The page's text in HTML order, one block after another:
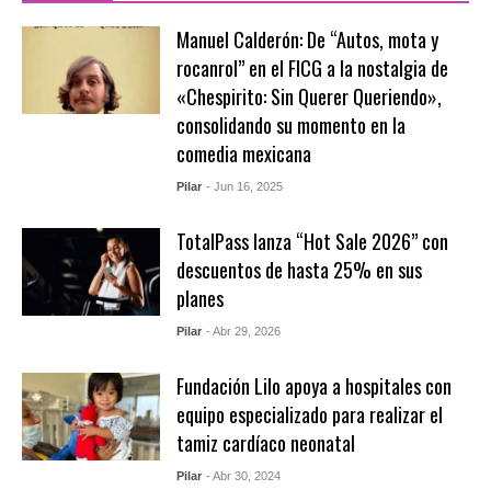
Manuel Calderón: De “Autos, mota y
rocanrol” en el FICG a la nostalgia de
«Chespirito: Sin Querer Queriendo»,
consolidando su momento en la
comedia mexicana
Pilar - Jun 16, 2025
TotalPass lanza “Hot Sale 2026” con
descuentos de hasta 25% en sus
planes
Pilar - Abr 29, 2026
Fundación Lilo apoya a hospitales con
equipo especializado para realizar el
tamiz cardíaco neonatal
Pilar - Abr 30, 2024